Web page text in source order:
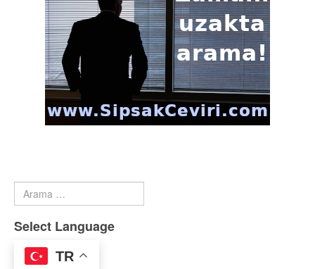
Arama
Select Language
TR